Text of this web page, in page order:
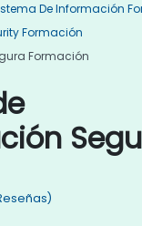
De Información
Formación
Formación